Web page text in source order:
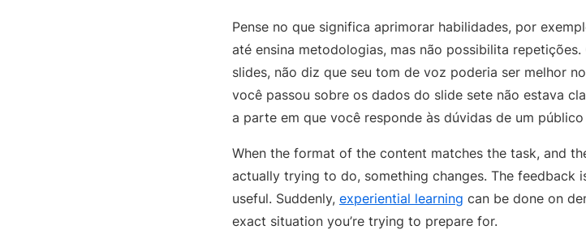
Pense no que significa aprimorar habilidades, por
até ensina metodologias, mas não possibilita
slides, não diz que seu tom de voz poderia ser melhor
você passou sobre os dados do slide sete não estava
a parte em que você responde às dúvidas de um
When the format of the content matches the task, and
actually trying to do, something changes. The feedback
useful. Suddenly, experiential learning can be done on
exact situation you’re trying to prepare for.